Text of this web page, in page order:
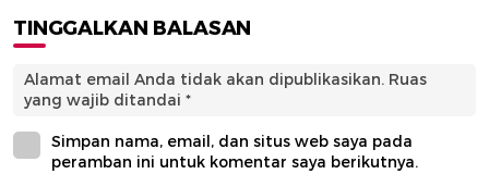
TINGGALKAN BALASAN
Alamat email Anda tidak akan dipublikasikan. Ruas
yang wajib ditandai *
Simpan nama, email, dan situs web saya pada
peramban ini untuk komentar saya berikutnya.